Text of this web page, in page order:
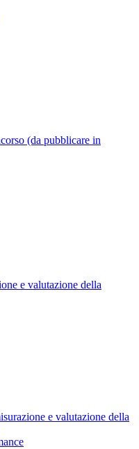
(da pubblicare in
e valutazione della
e valutazione della